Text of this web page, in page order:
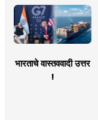
भारताचे वास्तववादी उत्तर
!